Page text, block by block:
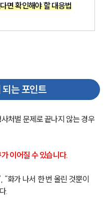
면 확인해야 할 대응법
는 포인트
처벌 문제로 끝나지 않는 경우
이어질 수 있습니다.
“화가 나서 한 번 올린 것뿐이
.